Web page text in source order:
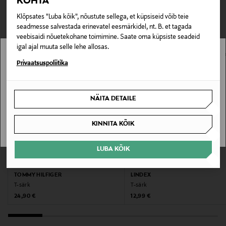
Klõpsates "Luba kõik", nõustute sellega, et küpsiseid võib teie
seadmesse salvestada erinevatel eesmärkidel, nt. B. et tagada
veebisaidi nõuetekohane toimimine. Saate oma küpsiste seadeid
igal ajal muuta selle lehe allosas.
Privaatsuspoliitika
NÄITA DETAILE
KINNITA KÕIK
LUBA KÕIK
Hooldusjuhendid
Masinpesu vastavalt toote pesujuhistele
110 WHITE
Tootjamaa
HIINA
Valmistaja tootenumber
813300010
Tootja
GANT AB
Tarnimine pakiautomaati või postkontorisse
0,00 € – 4,90 €
TEISED KLIENDID
VAATASID KA
TOMMY HILFIGER
T-särk
Original Price
24,90 €
LINDEX
T-särk
Original Price
12,99 €
Stockmann pole Sinu riigis saadaval.
SAAN ARU